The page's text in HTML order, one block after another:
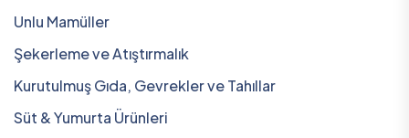
Unlu Mamüller
Şekerleme ve Atıştırmalık
Kurutulmuş Gıda, Gevrekler ve Tahıllar
Süt & Yumurta Ürünleri